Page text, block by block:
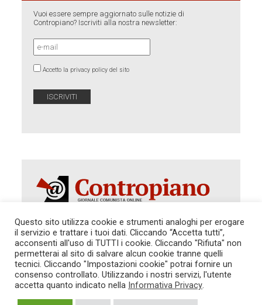
Vuoi essere sempre aggiornato sulle notizie di
Contropiano? Iscriviti alla nostra newsletter:
Accetto la privacy policy del sito
Autorizzazione del Tribunale di Roma 286 del 31
dicembre 2014. Direttore Responsabile: Sergio
Cararo. Indirizzo: V.Casalbruciato 27- sc. B - 00159
Tel. 06.640.122.19 -redazione@contropiano.org
Questo sito utilizza cookie e strumenti analoghi per erogare
il servizio e trattare i tuoi dati. Cliccando “Accetta tutti”,
acconsenti all'uso di TUTTI i cookie. Cliccando "Rifiuta" non
permetterai al sito di salvare alcun cookie tranne quelli
tecnici. Cliccando "Impostazioni cookie" potrai fornire un
consenso controllato. Utilizzando i nostri servizi, l'utente
accetta quanto indicato nella Informativa Privacy.